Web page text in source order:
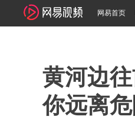
网易首页
黄河边
你远离